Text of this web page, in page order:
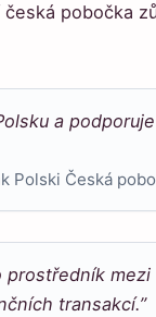
pobočka
a
Polski Česká
prostředník
transakcí.”